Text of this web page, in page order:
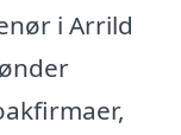
i Arrild